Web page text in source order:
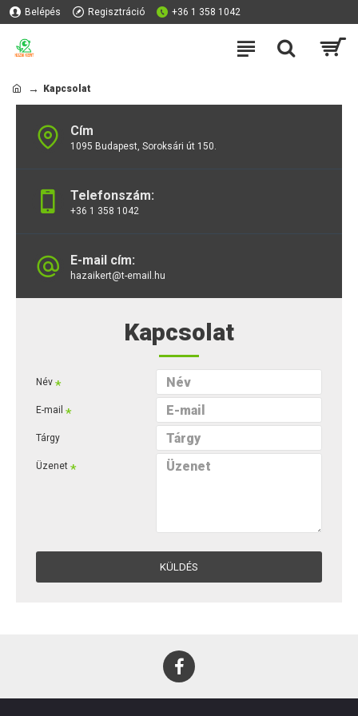
Belépés Regisztráció +36 1 358 1042
Kapcsolat
Cím
1095 Budapest, Soroksári út 150.
Telefonszám:
+36 1 358 1042
E-mail cím:
hazaikert@t-email.hu
Kapcsolat
Név
E-mail
Tárgy
Üzenet
KÜLDÉS